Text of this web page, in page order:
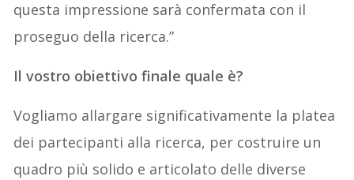
questa impressione sarà confermata con il
proseguo della ricerca.”
Il vostro obiettivo finale quale è?
Vogliamo allargare significativamente la platea
dei partecipanti alla ricerca, per costruire un
quadro più solido e articolato delle diverse